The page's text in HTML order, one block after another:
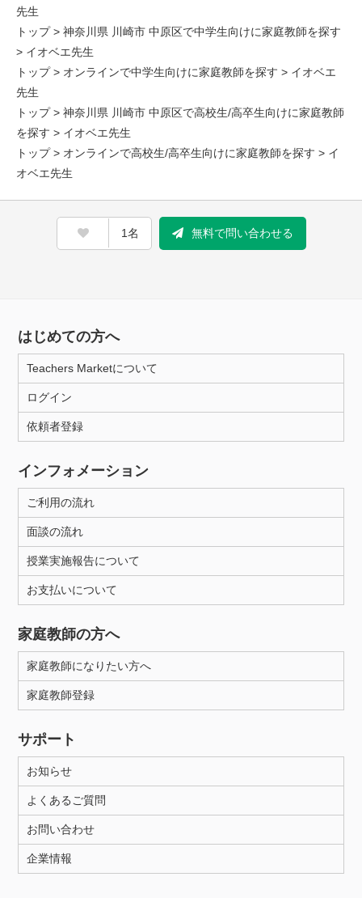
先生
トップ> 神奈川県 川崎市 中原区で中学生向けに家庭教師を探す
> イオベエ先生
トップ> オンラインで中学生向けに家庭教師を探す > イオベエ
先生
トップ> 神奈川県 川崎市 中原区で高校生/高卒生向けに家庭教師
を探す > イオベエ先生
トップ> オンラインで高校生/高卒生向けに家庭教師を探す > イ
オベエ先生
1名 無料で問い合わせる
はじめての方へ
Teachers Marketについて
ログイン
依頼者登録
インフォメーション
ご利用の流れ
面談の流れ
授業実施報告について
お支払いについて
家庭教師の方へ
家庭教師になりたい方へ
家庭教師登録
サポート
お知らせ
よくあるご質問
お問い合わせ
企業情報